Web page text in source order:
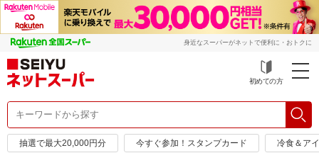
身近なスーパーがネットで便利に・おトクに
初めての方
抽選で最大20,000円分 今すぐ参加！スタンプカード 冷食＆ア